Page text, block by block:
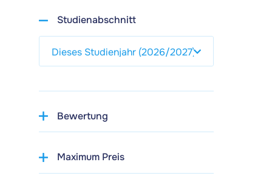
Studienabschnitt
Bewertung
Maximum Preis